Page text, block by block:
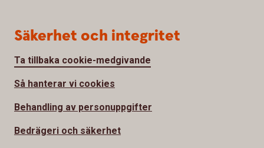
Säkerhet och integritet
Ta tillbaka cookie-medgivande
Så hanterar vi cookies
Behandling av personuppgifter
Bedrägeri och säkerhet